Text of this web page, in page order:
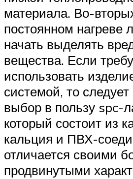
материала. Во-
постоянном нагреве
начать выделять
вещества. Если
использовать
системой, то следует
выбор в пользу spc-
который состоит из
кальция и ПВХ-
отличается своими
продвинутыми